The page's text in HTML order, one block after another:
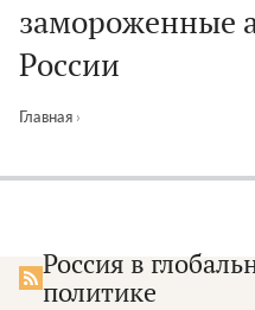
замороженные
России
Главная ›
Россия в
политике